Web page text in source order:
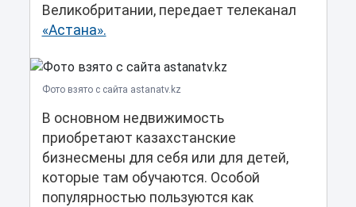
Великобритании, передает телеканал
«Астана».
Фото взято с сайта astanatv.kz
В основном недвижимость
приобретают казахстанские
бизнесмены для себя или для детей,
которые там обучаются. Особой
популярностью пользуются как